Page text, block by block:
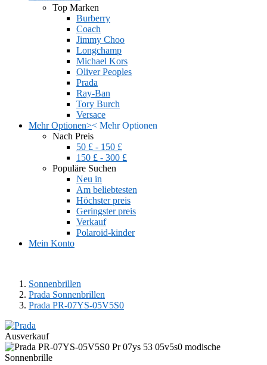
Top Marken
Burberry
Coach
Jimmy Choo
Longchamp
Michael Kors
Oliver Peoples
Prada
Ray-Ban
Tory Burch
Versace
Mehr Optionen>< Mehr Optionen
Nach Preis
50 £ - 150 £
150 £ - 300 £
Populäre Suchen
Neu in
Am beliebtesten
Höchster preis
Geringster preis
Verkauf
Polaroid-kinder
Mein Konto
Sonnenbrillen
Prada Sonnenbrillen
Prada PR-07YS-05V5S0
Ausverkauf